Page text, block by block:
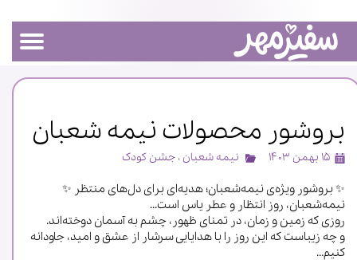
بروشور محصولات نیمه شعبان
۱۵ بهمن ۱۴۰۳ نیمه شعبان ، جشن کودک
✨ بروشور ویژه‌ی نیمه‌شعبان؛ هدیه‌ای برای دل‌های منتظر ✨
نیمه‌شعبان، روز انتظار و عطر یاس است...
روزی که زمین و زمان، در تمنای ظهور، چشم به آسمان دوخته‌اند.
و چه زیباست که این روز را با هدایایی سرشار از عشق و امید، جاودانه
کنیم...